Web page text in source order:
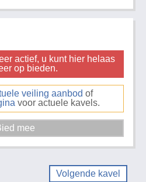
actief, u kunt hier helaas
op bieden.
veiling aanbod of
voor actuele kavels.
Volgende kavel